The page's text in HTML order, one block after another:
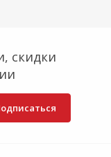
скидки